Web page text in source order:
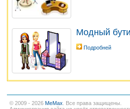
Модный
Подробней
© 2009 - 2026 MeMax . Все права защищены.